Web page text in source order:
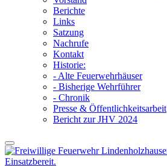
Berichte
Links
Satzung
Nachrufe
Kontakt
Historie:
- Alte Feuerwehrhäuser
- Bisherige Wehrführer
- Chronik
Presse & Öffentlichkeitsarbeit
Bericht zur JHV 2024